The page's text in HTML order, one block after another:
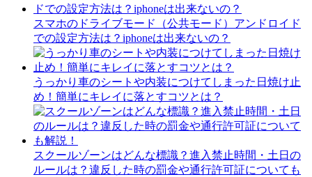
スマホのドライブモード（公共モード）アンドロイド
での設定方法は？iphoneは出来ないの？
うっかり車のシートや内装につけてしまった日焼け止
め！簡単にキレイに落とすコツとは？
スクールゾーンはどんな標識？進入禁止時間・土日の
ルールは？違反した時の罰金や通行許可証についても